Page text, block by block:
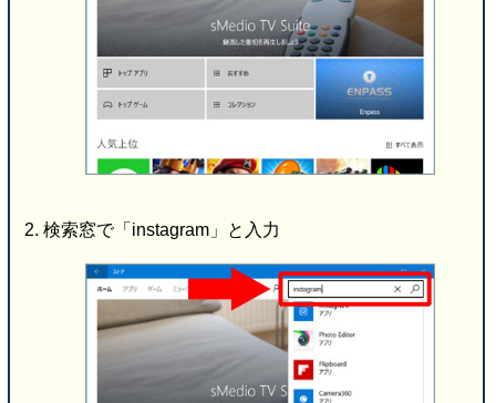
検索窓で「instagram」と入力